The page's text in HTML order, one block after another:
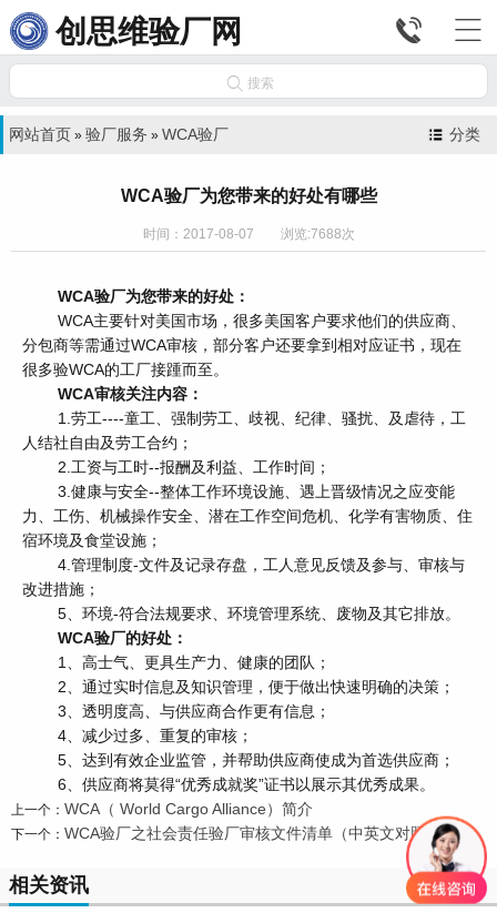
创思维验厂网 

 搜索
分类
网站首页 » 验厂服务 » WCA验厂
WCA验厂为您带来的好处有哪些
时间：2017-08-07 浏览:7688次
WCA验厂为您带来的好处：
WCA主要针对美国市场，很多美国客户要求他们的供应商、
分包商等需通过WCA审核，部分客户还要拿到相对应证书，现在
很多验WCA的工厂接踵而至。
WCA审核关注内容：
1.劳工----童工、强制劳工、歧视、纪律、骚扰、及虐待，工
人结社自由及劳工合约；
2.工资与工时--报酬及利益、工作时间；
3.健康与安全--整体工作环境设施、遇上晋级情况之应变能
力、工伤、机械操作安全、潜在工作空间危机、化学有害物质、住
宿环境及食堂设施；
4.管理制度-文件及记录存盘，工人意见反馈及参与、审核与
改进措施；
5、环境-符合法规要求、环境管理系统、废物及其它排放。
WCA验厂的好处：
1、高士气、更具生产力、健康的团队；
2、通过实时信息及知识管理，便于做出快速明确的决策；
3、透明度高、与供应商合作更有信息；
4、减少过多、重复的审核；
5、达到有效企业监管，并帮助供应商使成为首选供应商；
6、供应商将莫得“优秀成就奖”证书以展示其优秀成果。
上一个： WCA（ World Cargo Alliance）简介
下一个： WCA验厂之社会责任验厂审核文件清单（中英文对照）
相关资讯